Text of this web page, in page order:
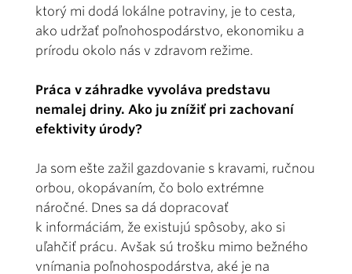
ktorý mi dodá lokálne potraviny, je to cesta,
ako udržať poľnohospodárstvo, ekonomiku a
prírodu okolo nás v zdravom režime.
Práca v záhradke vyvoláva predstavu
nemalej driny. Ako ju znížiť pri zachovaní
efektivity úrody?
Ja som ešte zažil gazdovanie s kravami, ručnou
orbou, okopávaním, čo bolo extrémne
náročné. Dnes sa dá dopracovať
k informáciám, že existujú spôsoby, ako si
uľahčiť prácu. Avšak sú trošku mimo bežného
vnímania poľnohospodárstva, aké je na